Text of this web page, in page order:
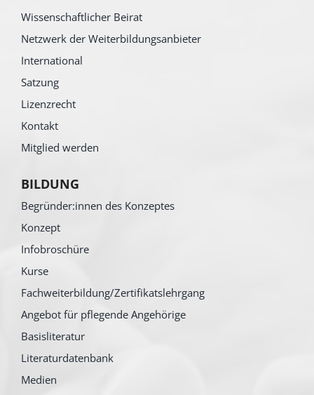
Wissenschaftlicher Beirat
Netzwerk der Weiterbildungsanbieter
International
Satzung
Lizenzrecht
Kontakt
Mitglied werden
BILDUNG
Begründer:innen des Konzeptes
Konzept
Infobroschüre
Kurse
Fachweiterbildung/Zertifikatslehrgang
Angebot für pflegende Angehörige
Basisliteratur
Literaturdatenbank
Medien